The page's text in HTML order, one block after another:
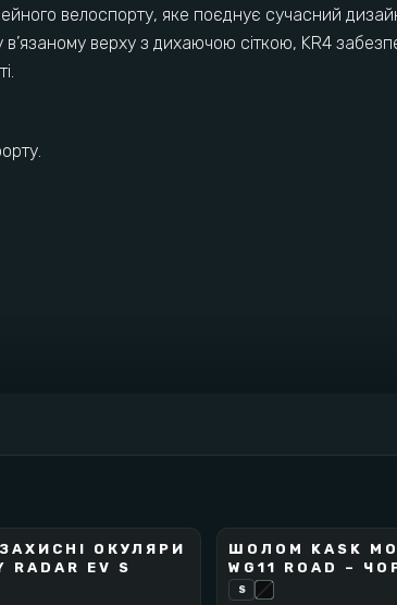
велоспорту, яке поєднує сучасний
в’язаному верху з дихаючою сіткою, KR4
підходять для спортсменів, які цінують
ОКУЛЯРИ
RADAR EV S
KASK
BEST SELLER
ШОЛОМ KASK
WG11 ROAD –
S